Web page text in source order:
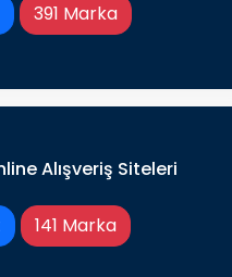
391 Marka
Alışveriş Siteleri
141 Marka